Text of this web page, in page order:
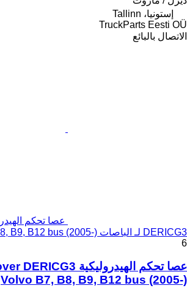
إستونيا، Tallinn
TruckParts Eesti OÜ
الاتصال بالبائع
DERICG3 لـ الباصات Volvo B7, B8, B9, B12 bus (2005-)
6
Volvo B7, B8, B9, B12 bus (2005-)